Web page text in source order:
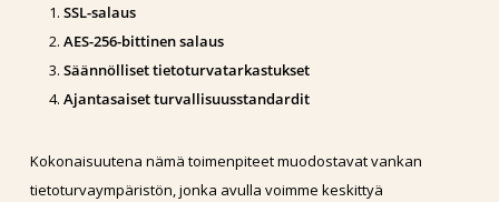
SSL-salaus
AES-256-bittinen salaus
Säännölliset tietoturvatarkastukset
Ajantasaiset turvallisuusstandardit
Kokonaisuutena nämä toimenpiteet muodostavat vankan
tietoturvaympäristön, jonka avulla voimme keskittyä